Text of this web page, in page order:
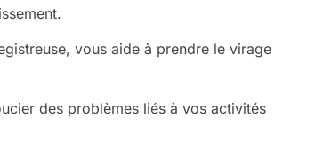
vous aide à prendre le virage
des problèmes liés à vos activités